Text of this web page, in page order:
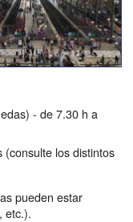
- de 7.30 h a
(consulte los distintos
pueden estar
etc.).